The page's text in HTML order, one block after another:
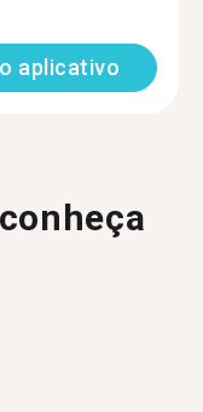
aplicativo